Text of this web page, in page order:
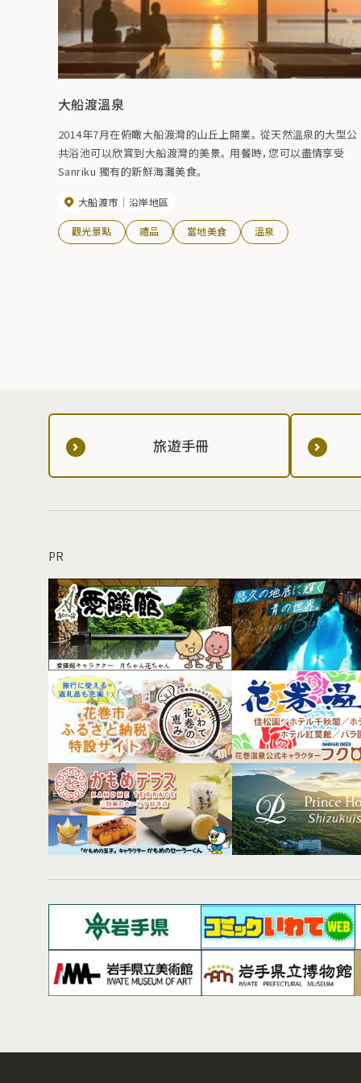
大船渡溫泉
2014年7月在俯瞰大船渡灣的山丘上開業。 從天然溫泉的大型公
共浴池可以欣賞到大船渡灣的美景。 用餐時，您可以盡情享受
Sanriku 獨有的新鮮海灘美食。
大船渡市 沿岸地區
觀光景點 禮品 當地美食 溫泉
旅遊手冊
PR